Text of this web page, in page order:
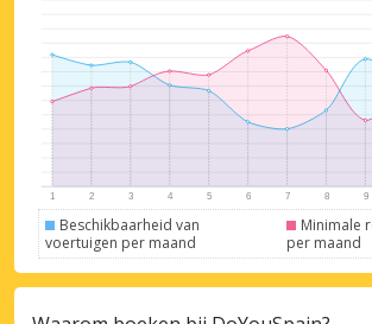
Beschikbaarheid van
voertuigen per maand
Minimale
per maand